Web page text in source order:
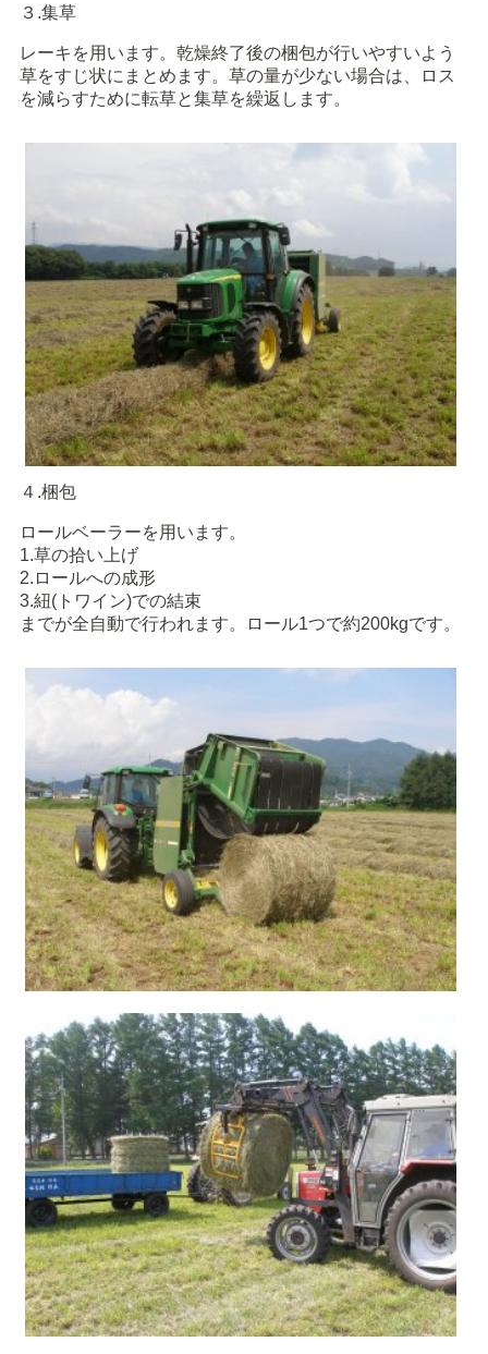
３.集草
レーキを用います。乾燥終了後の梱包が行いやすいよう
草をすじ状にまとめます。草の量が少ない場合は、ロス
を減らすために転草と集草を繰返します。
４.梱包
ロールベーラーを用います。
1.草の拾い上げ
2.ロールへの成形
3.紐(トワイン)での結束
までが全自動で行われます。ロール1つで約200kgです。